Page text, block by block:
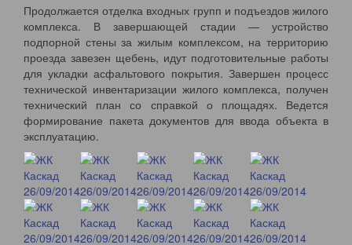
Продолжается отделка входных групп и подъездов жилого
комплекса. В завершающей стадии — устройство
подпорной стены за жилым комплексом, на территорию
проезда завезен щебень, идут подготовительные работы
для укладки асфальтового покрытия. Завершен процесс
технической инвентаризации жилого комплекса, получен
технический план со справкой о площадях. Ведется
формирование пакета документов для ввода объекта в
эксплуатацию.